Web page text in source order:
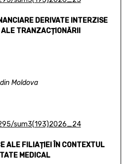
DERIVATE INTERZISE
TRANZACȚIONĂRII
Moldova
sum3(193)2026_24
ALE FILIAȚIEI ÎN CONTEXTUL
MEDICAL